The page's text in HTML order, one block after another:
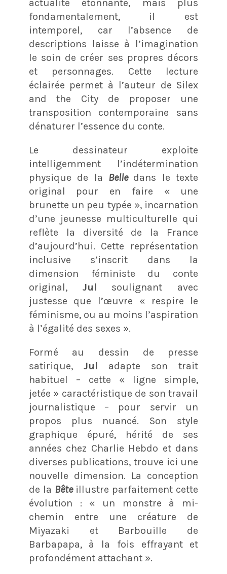
actualité étonnante, mais plus
fondamentalement, il est
intemporel, car l’absence de
descriptions laisse à l’imagination
le soin de créer ses propres décors
et personnages. Cette lecture
éclairée permet à l’auteur de Silex
and the City de proposer une
transposition contemporaine sans
dénaturer l’essence du conte.
Le dessinateur exploite
intelligemment l’indétermination
physique de la Belle dans le texte
original pour en faire « une
brunette un peu typée », incarnation
d’une jeunesse multiculturelle qui
reflète la diversité de la France
d’aujourd’hui. Cette représentation
inclusive s’inscrit dans la
dimension féministe du conte
original, Jul soulignant avec
justesse que l’œuvre « respire le
féminisme, ou au moins l’aspiration
à l’égalité des sexes ».
Formé au dessin de presse
satirique, Jul adapte son trait
habituel – cette « ligne simple,
jetée » caractéristique de son travail
journalistique – pour servir un
propos plus nuancé. Son style
graphique épuré, hérité de ses
années chez Charlie Hebdo et dans
diverses publications, trouve ici une
nouvelle dimension. La conception
de la Bête illustre parfaitement cette
évolution : « un monstre à mi-
chemin entre une créature de
Miyazaki et Barbouille de
Barbapapa, à la fois effrayant et
profondément attachant ».